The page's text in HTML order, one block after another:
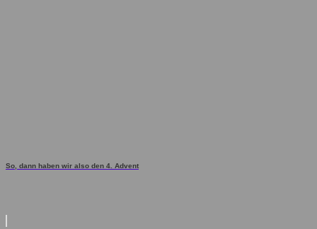
So, dann haben wir also den 4. Advent